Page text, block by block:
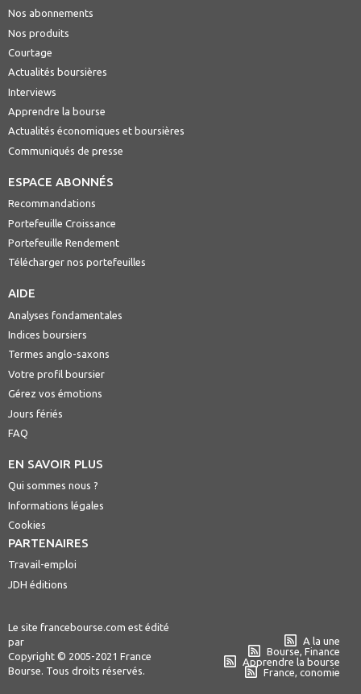
Nos abonnements
Nos produits
Courtage
Actualités boursières
Interviews
Apprendre la bourse
Actualités économiques et boursières
Communiqués de presse
ESPACE ABONNÉS
Recommandations
Portefeuille Croissance
Portefeuille Rendement
Télécharger nos portefeuilles
AIDE
Analyses fondamentales
Indices boursiers
Termes anglo-saxons
Votre profil boursier
Gérez vos émotions
Jours fériés
FAQ
EN SAVOIR PLUS
Qui sommes nous ?
Informations légales
Cookies
PARTENAIRES
Travail-emploi
JDH éditions
Le site francebourse.com est édité
par
Copyright © 2005-2021 France
Bourse. Tous droits réservés.
A la une
Bourse, Finance
Apprendre la bourse
France, conomie